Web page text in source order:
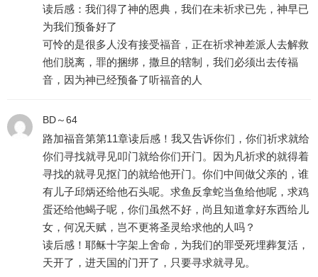
读后感：我们得了神的恩典，我们在未祈求已先，神早已
为我们预备好了
可怜的是很多人没有接受福音，正在祈求神差派人去解救
他们脱离，罪的捆绑，撒旦的辖制，我们必须出去传福
音，因为神已经预备了听福音的人
BD～64
路加福音第第11章读后感！我又告诉你们，你们祈求就给
你们寻找就寻见叩门就给你们开门。因为凡祈求的就得着
寻找的就寻见抠门的就给他开门。你们中间做父亲的，谁
有儿子邱炳还给他石头呢。求鱼反拿蛇当鱼给他呢，求鸡
蛋还给他蝎子呢，你们虽然不好，尚且知道拿好东西给儿
女，何况天赋，岂不更将圣灵给求他的人吗？
读后感！耶稣十字架上舍命，为我们的罪受死埋葬复活，
天开了，进天国的门开了，只要寻求就寻见。